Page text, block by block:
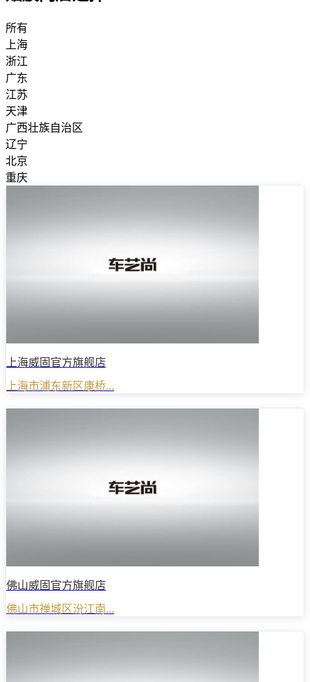
所有
上海
浙江
广东
江苏
天津
广西壮族自治区
辽宁
北京
重庆
上海威固官方旗舰店
上海市浦东新区康桥...
佛山威固官方旗舰店
佛山市禅城区汾江南...